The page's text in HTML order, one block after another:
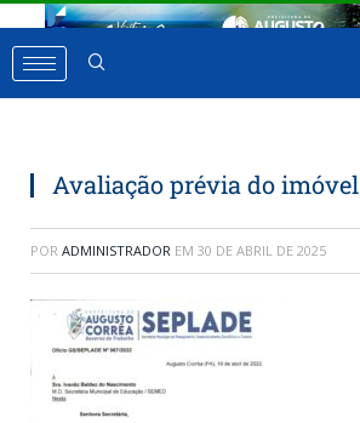
Avaliação prévia do imóvel
POR ADMINISTRADOR EM 30 DE ABRIL DE 2025